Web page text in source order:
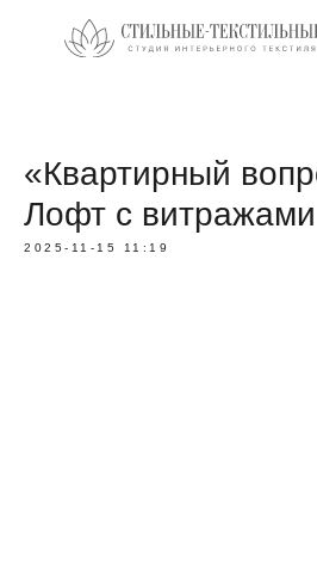
«Квартирный
Лофт с витражами
2025-11-15 11:19